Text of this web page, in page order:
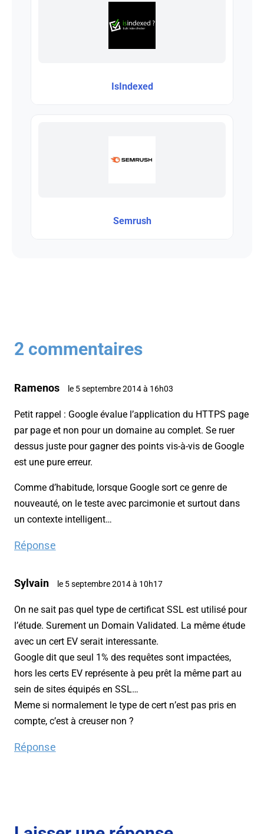
IsIndexed
Semrush
2 commentaires
Ramenos le 5 septembre 2014 à 16h03
Petit rappel : Google évalue l’application du HTTPS page
par page et non pour un domaine au complet. Se ruer
dessus juste pour gagner des points vis-à-vis de Google
est une pure erreur.
Comme d’habitude, lorsque Google sort ce genre de
nouveauté, on le teste avec parcimonie et surtout dans
un contexte intelligent…
Réponse
Sylvain le 5 septembre 2014 à 10h17
On ne sait pas quel type de certificat SSL est utilisé pour
l’étude. Surement un Domain Validated. La même étude
avec un cert EV serait interessante.
Google dit que seul 1% des requêtes sont impactées,
hors les certs EV représente à peu prêt la même part au
sein de sites équipés en SSL…
Meme si normalement le type de cert n’est pas pris en
compte, c’est à creuser non ?
Réponse